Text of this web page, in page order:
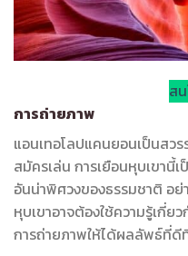
ส
การถ่ายภาพ
แอนเทอโลปแคนยอนเป็นสว
สมัครเล่น การเยือนหุบเขานี้
อันน่าพิศวงของธรรมชาติ อย่
หุบเขาอาจต้องใช้ความรู้เกี่ย
การถ่ายภาพให้ได้ผลลัพธ์ที่ดี